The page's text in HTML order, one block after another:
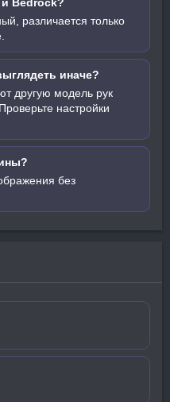
различается только
иначе?
другую модель рук
настройки
без